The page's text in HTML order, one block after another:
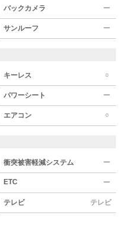
バックカメラ ー
サンルーフ ー
キーレス ○
パワーシート ー
エアコン ○
衝突被害軽減システム ー
ETC ー
テレビ テレビ